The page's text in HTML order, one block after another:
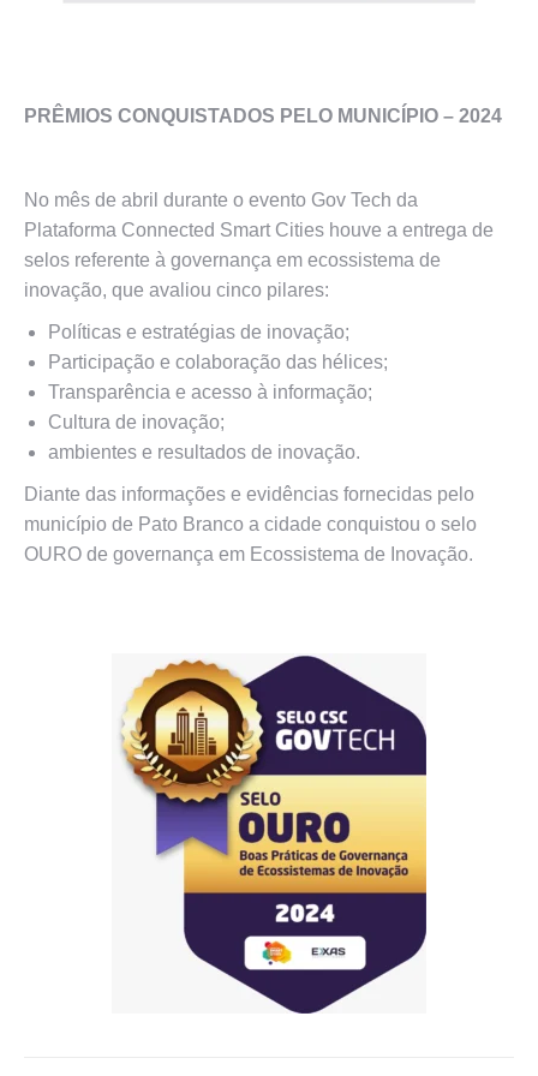
PRÊMIOS CONQUISTADOS PELO MUNICÍPIO – 2024
No mês de abril durante o evento Gov Tech da
Plataforma Connected Smart Cities houve a entrega de
selos referente à governança em ecossistema de
inovação, que avaliou cinco pilares:
Políticas e estratégias de inovação;
Participação e colaboração das hélices;
Transparência e acesso à informação;
Cultura de inovação;
ambientes e resultados de inovação.
Diante das informações e evidências fornecidas pelo
município de Pato Branco a cidade conquistou o selo
OURO de governança em Ecossistema de Inovação.